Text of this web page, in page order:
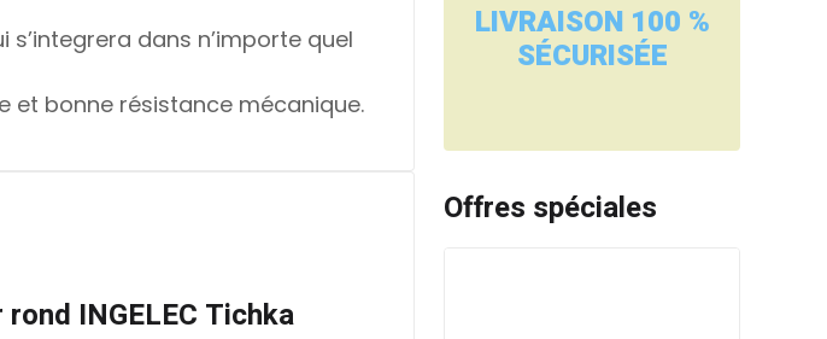
dans n’importe quel
et bonne résistance mécanique.
INGELEC Tichka
LIVRAISON 100 %
SÉCURISÉE
Offres spéciales